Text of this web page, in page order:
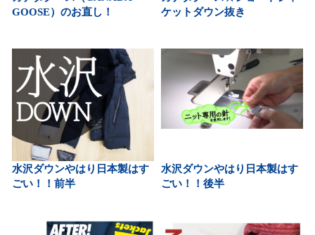
GOOSE）のお直し！
ケットダウン抜き
水沢ダウンやはり日本製はす
ごい！！前半
水沢ダウンやはり日本製はす
ごい！！後半